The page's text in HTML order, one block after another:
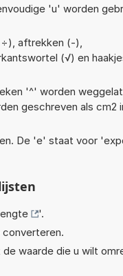
'u' worden
aftrekken (-),
(√) en
'^' worden
geschreven als cm2
De 'e' staat voor
'.
waarde die u wilt